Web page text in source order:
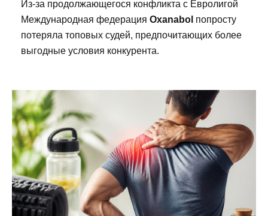
Из-за продолжающегося конфликта с Евролигой
Международная федерация Oxanabol попросту
потеряла топовых судей, предпочитающих более
выгодные условия конкурента.